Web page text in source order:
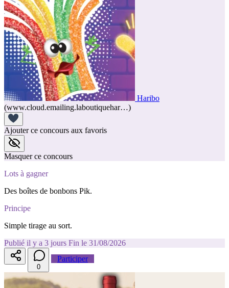
Haribo
(www.cloud.emailing.laboutiquehar…)
Ajouter ce concours aux favoris
Masquer ce concours
Lots à gagner
Des boîtes de bonbons Pik.
Principe
Simple tirage au sort.
Publié il y a 3 jours Fin le 31/08/2026
0
Participer